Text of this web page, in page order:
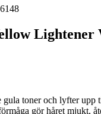
Lightener
kr.
gula toner och lyfter upp
gör håret mjukt,